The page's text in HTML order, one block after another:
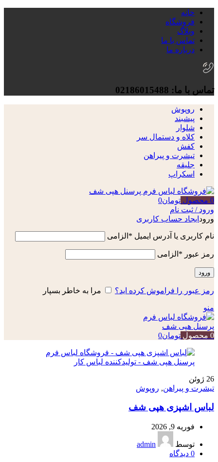
خانه
فروشگاه
وبلاگ
تماس با ما
درباره ما
تماس با ما: 02186015488
روپوش
پیشبند
شلوار
کلاه و دستمال سر
کفش
تیشرت و پیراهن
جلیقه
اسکراپ
0 محصول تومان0
ورود / ثبت نام
ورود ایجاد حساب کاربری
نام کاربری یا آدرس ایمیل * الزامی
رمز عبور * الزامی
ورود
رمز عبور را فراموش کرده اید؟ مرا به خاطر بسپار
منو
0 محصول تومان0
26 ژوئن
تیشرت و پیراهن, روپوش
لباس اشپزی هپی شف
فوریه 9, 2026
توسط
admin
0 دیدگاه